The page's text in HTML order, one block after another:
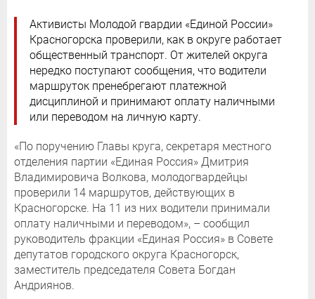
Активисты Молодой гвардии «Единой России»
Красногорска проверили, как в округе работает
общественный транспорт. От жителей округа
нередко поступают сообщения, что водители
маршруток пренебрегают платежной
дисциплиной и принимают оплату наличными
или переводом на личную карту.
«По поручению Главы круга, секретаря местного
отделения партии «Единая Россия» Дмитрия
Владимировича Волкова, молодогвардейцы
проверили 14 маршрутов, действующих в
Красногорске. На 11 из них водители принимали
оплату наличными и переводом», – сообщил
руководитель фракции «Единая Россия» в Совете
депутатов городского округа Красногорск,
заместитель председателя Совета Богдан
Андриянов.